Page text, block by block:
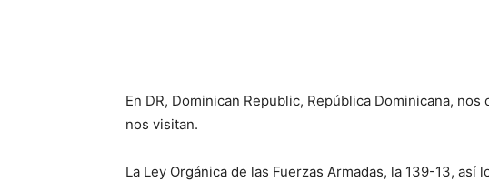
En DR, Dominican Republic, República Dominicana,
nos visitan.
La Ley Orgánica de las Fuerzas Armadas, la 139-13, así